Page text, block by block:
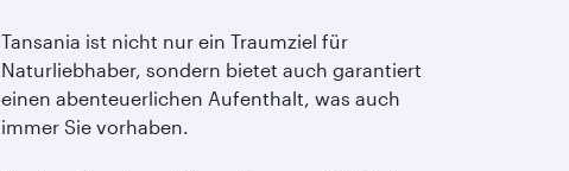
Tansania ist nicht nur ein Traumziel für
Naturliebhaber, sondern bietet auch garantiert
einen abenteuerlichen Aufenthalt, was auch
immer Sie vorhaben.